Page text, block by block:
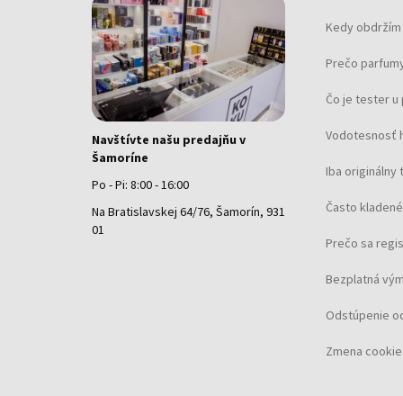
Navštívte našu predajňu v
Šamoríne
Po - Pi: 8:00 - 16:00
Na Bratislavskej 64/76, Šamorín, 931
01
Kedy
Prečo
Čo je tester u
Vodotesnosť
Iba originálny
Často
Prečo sa
Bezplatná
Odstúpenie
Zmena